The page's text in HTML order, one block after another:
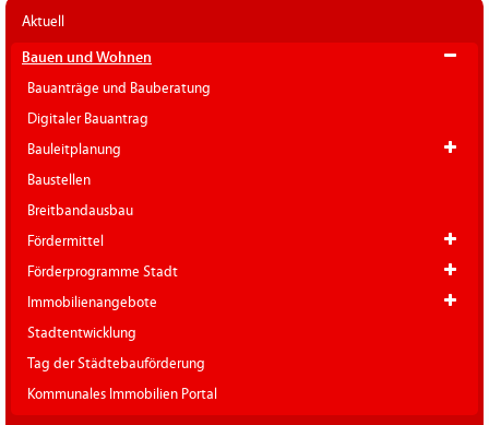
Aktuell
Bauen und Wohnen
Bauanträge und Bauberatung
Digitaler Bauantrag
Bauleitplanung
Baustellen
Breitbandausbau
Fördermittel
Förderprogramme Stadt
Immobilienangebote
Stadtentwicklung
Tag der Städtebauförderung
Kommunales Immobilien Portal